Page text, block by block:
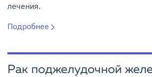
лечения.
Подробнее
Рак поджелудочной